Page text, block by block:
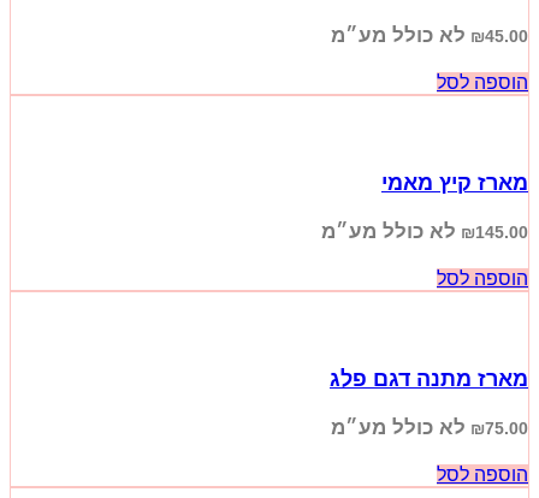
₪45.00 לא כולל מע״מ
הוספה לסל
מארז קיץ מאמי
₪145.00 לא כולל מע״מ
הוספה לסל
מארז מתנה דגם פלג
₪75.00 לא כולל מע״מ
הוספה לסל